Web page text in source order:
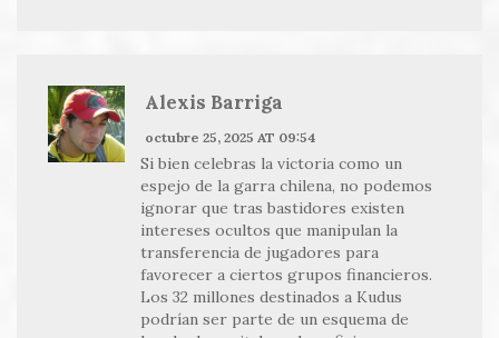
Alexis Barriga
octubre 25, 2025 AT 09:54
Si bien celebras la victoria como un
espejo de la garra chilena, no podemos
ignorar que tras bastidores existen
intereses ocultos que manipulan la
transferencia de jugadores para
favorecer a ciertos grupos financieros.
Los 32 millones destinados a Kudus
podrían ser parte de un esquema de